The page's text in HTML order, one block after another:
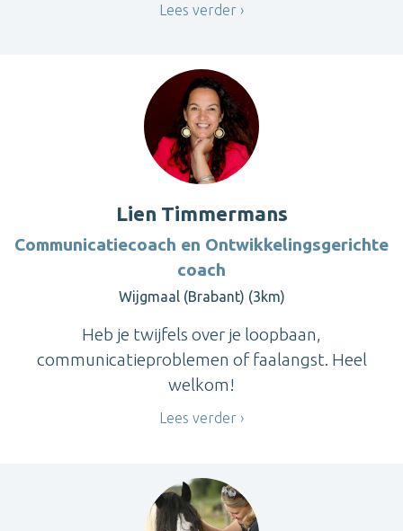
Lees verder
Lien Timmermans
Communicatiecoach en Ontwikkelingsgerichte
coach
Wijgmaal (Brabant) (3km)
Heb je twijfels over je loopbaan,
communicatieproblemen of faalangst. Heel
welkom!
Lees verder